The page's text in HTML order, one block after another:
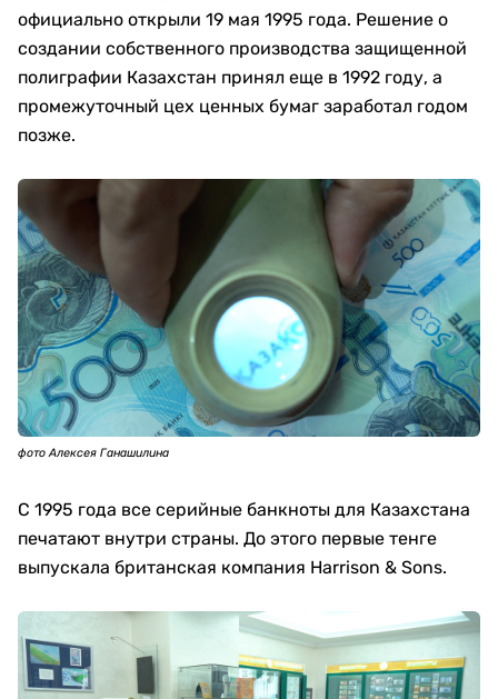
официально открыли 19 мая 1995 года. Решение о
создании собственного производства защищенной
полиграфии Казахстан принял еще в 1992 году, а
промежуточный цех ценных бумаг заработал годом
позже.
фото Алексея Ганашилина
С 1995 года все серийные банкноты для Казахстана
печатают внутри страны. До этого первые тенге
выпускала британская компания Harrison & Sons.